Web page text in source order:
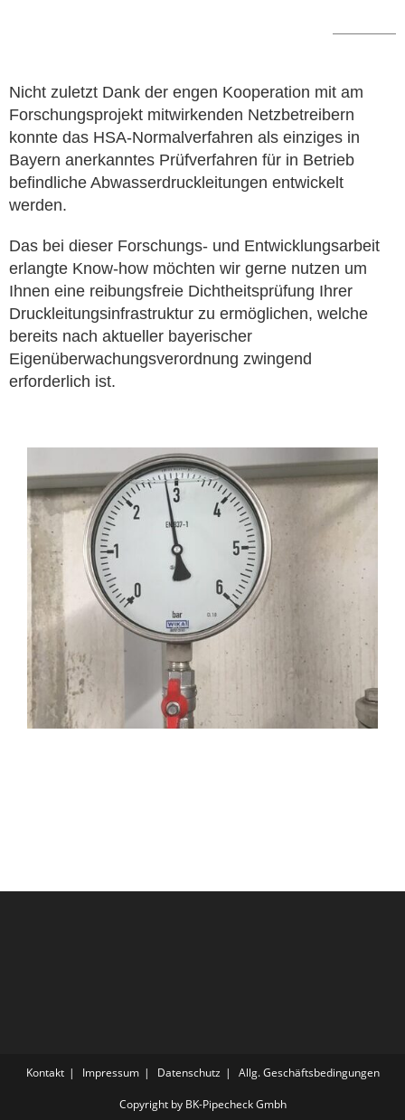
Nicht zuletzt Dank der engen Kooperation mit am
Forschungsprojekt mitwirkenden Netzbetreibern
konnte das HSA-Normalverfahren als einziges in
Bayern anerkanntes Prüfverfahren für in Betrieb
befindliche Abwasserdruckleitungen entwickelt
werden.
Das bei dieser Forschungs- und Entwicklungsarbeit
erlangte Know-how möchten wir gerne nutzen um
Ihnen eine reibungsfreie Dichtheitsprüfung Ihrer
Druckleitungsinfrastruktur zu ermöglichen, welche
bereits nach aktueller bayerischer
Eigenüberwachungsverordnung zwingend
erforderlich ist.
Kontakt Impressum Datenschutz Allg. Geschäftsbedingungen
Copyright by BK-Pipecheck Gmbh